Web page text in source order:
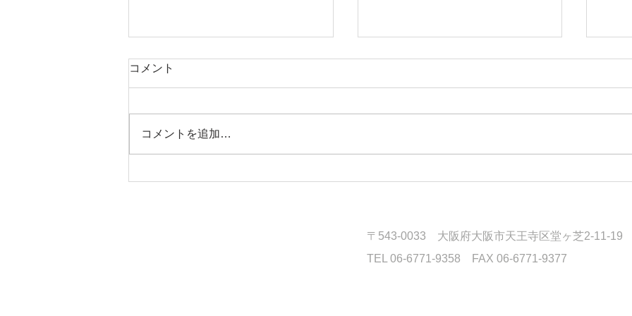
木坂超訳聖書 コロサイ3:23-
コメント
コメントを追加…
〒543-0033 大阪府大阪市天王寺区堂ヶ芝2-11-19
TEL 06-6771-9358 FAX 06-6771-9377